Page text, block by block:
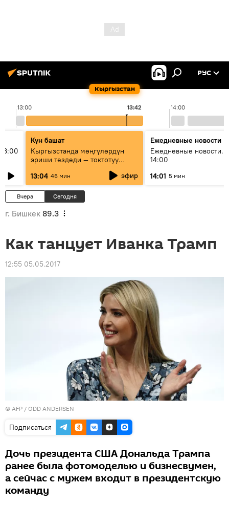
Кыргызстан
РУС
13:00 14:00
13:42
Күн башат
Кыргызстанда мөңгүлөрдүн
эриши тездеди — токтотуу
13:04 46 мин эфир
Ежедневные новости
Ежедневные новости.
14:00
14:01 5 мин
Вчера Сегодня
г. Бишкек 89.3
Как танцует Иванка Трамп
12:55 05.05.2017
© AFP / ODD ANDERSEN
Подписаться
Дочь президента США Дональда Трампа
ранее была фотомоделью и бизнесвумен,
а сейчас с мужем входит в президентскую
команду